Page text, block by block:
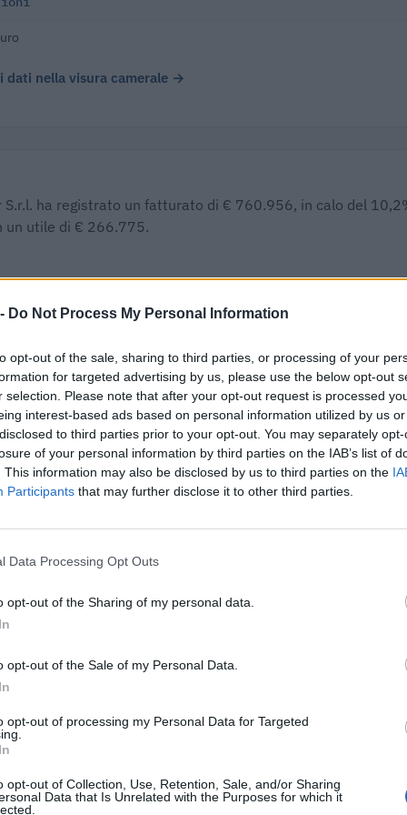
Do Not Process My Personal Information
opt-out of the sale, sharing to third parties, or processing of your
for targeted advertising by us, please use the below opt-out
selection. Please note that after your opt-out request is processed
interest-based ads based on personal information utilized by us
to third parties prior to your opt-out. You may separately
of your personal information by third parties on the IAB’s list of
This information may also be disclosed by us to third parties on the
Participants that may further disclose it to other third parties.
Data Processing Opt Outs
opt-out of the Sharing of my personal data.
opt-out of the Sale of my Personal Data.
opt-out of processing my Personal Data for Targeted
opt-out of Collection, Use, Retention, Sale, and/or Sharing
Data that Is Unrelated with the Purposes for which it
dati nella visura camerale →
ha registrato un fatturato di € 760.956, in calo del
un utile di € 266.775.
€ 255.554 —
€ 76.096
Fatturato per dipendente
pubblici per un totale di 7.349 euro (2023–2023).
ai sensi della decisione SA. 62668 e
entrate
a seguito della crisi economica
mo
– Open Data, licenza IODL 2.0. Dati aggiornati al 2026-07-02.